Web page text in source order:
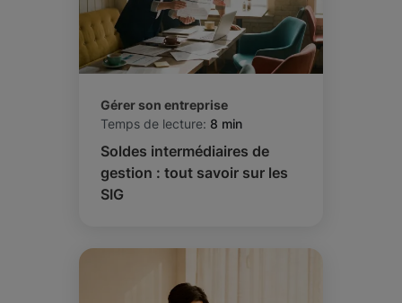
Gérer son entreprise
Temps de lecture: 8 min
Soldes intermédiaires de
gestion : tout savoir sur les
SIG